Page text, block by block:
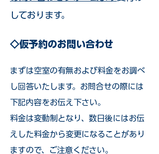
しております。
◇仮予約のお問い合わせ
まずは空室の有無および料金をお調べ
し回答いたします。お問合せの際には
下記内容をお伝え下さい。
料金は変動制となり、数日後にはお伝
えした料金から変更になることがあり
ますので、ご注意ください。